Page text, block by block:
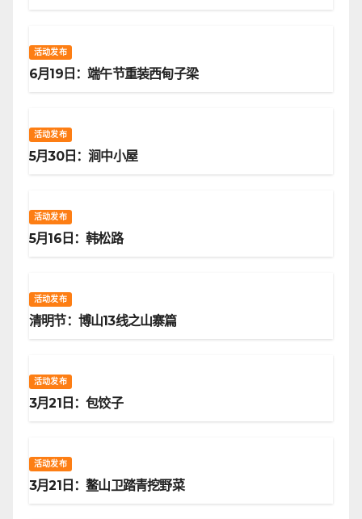
活动发布
6月19日：端午节重装西甸子梁
活动发布
5月30日：涧中小屋
活动发布
5月16日：韩松路
活动发布
清明节：博山13线之山寨篇
活动发布
3月21日：包饺子
活动发布
3月21日：鳌山卫踏青挖野菜